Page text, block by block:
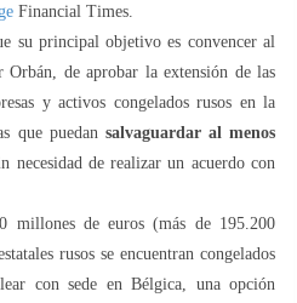
Financial Times.
su principal objetivo es convencer al
de aprobar la extensión de las
y activos congelados rusos en la
que puedan salvaguardar al menos
necesidad de realizar un acuerdo con
millones de euros (más de 195.200
rusos se encuentran congelados
con sede en Bélgica, una opción